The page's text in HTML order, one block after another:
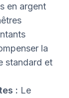
en argent
la
standard et
: Le